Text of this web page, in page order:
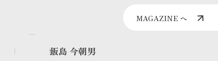
MAGAZINE へ
飯島 今朝男